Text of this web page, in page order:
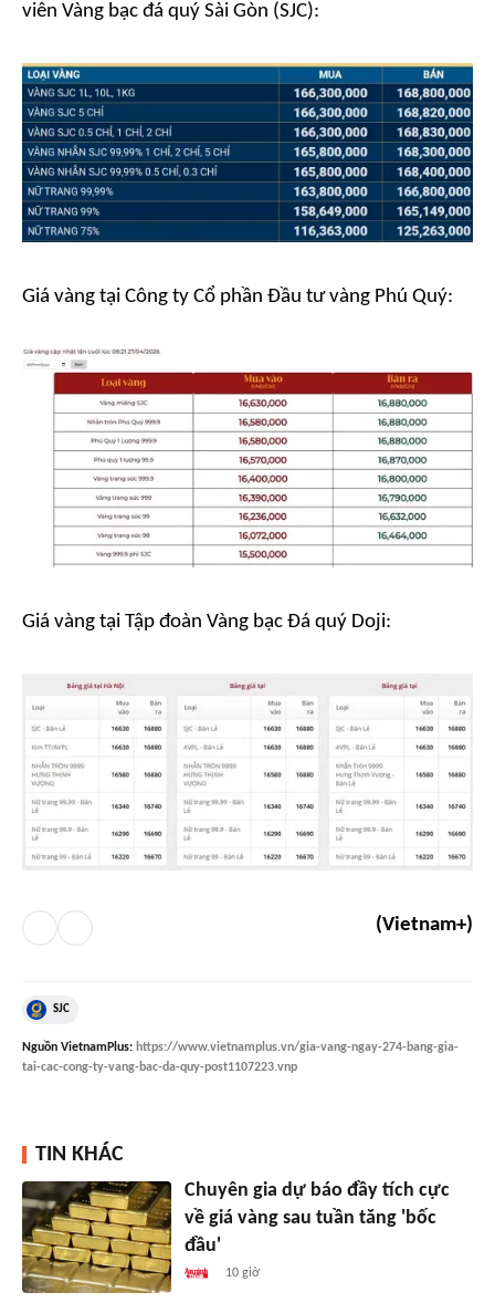
viên Vàng bạc đá quý Sài Gòn (SJC):
Giá vàng tại Công ty Cổ phần Đầu tư vàng Phú Quý:
Giá vàng tại Tập đoàn Vàng bạc Đá quý Doji:
(Vietnam+)
SJC
Nguồn VietnamPlus: https://www.vietnamplus.vn/gia-vang-ngay-274-bang-gia-
tai-cac-cong-ty-vang-bac-da-quy-post1107223.vnp
TIN KHÁC
Chuyên gia dự báo đầy tích cực
về giá vàng sau tuần tăng 'bốc
đầu'
10 giờ